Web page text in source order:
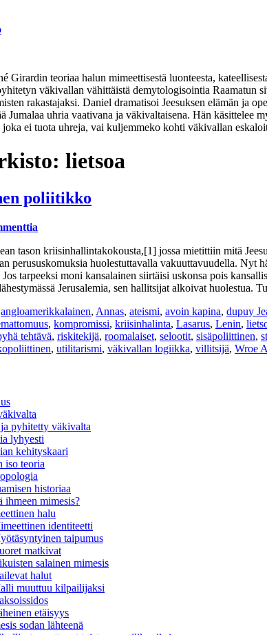
Girardin teoriaa halun mimeettisestä luonteesta,
väkivallan vähittäistä demytologisointia
rakastajaksi. Daniel dramatisoi Jeesuksen elämän ja
Jumalaa uhria vaativana ja väkivaltaisena. Hän käsittelee
joka ei tuota uhreja, vai kuljemmeko kohti väkivallan
lietsoa
poliitikko
tason kriisinhallintakokousta,[1] jossa mietittiin mitä
perususkomuksia huolestuttavalla vakuuttavuudella. Nyt
tarpeeksi moni kansalainen siirtäisi uskonsa pois
Jerusalemia, sen hallitsijat alkoivat huolestua.
angloamerikkalainen, Annas, ateismi, avoin kapina, dupuy
, kompromissi, kriisinhalinta, Lasarus, Lenin,
tehtävä, riskitekijä, roomalaiset, selootit, sisäpoliittinen,
, utilitarismi, väkivallan logiikka, villitsijä, Wroe
pyhitetty väkivalta
lyhyesti
kehityskaari
iso teoria
historiaa
ihmeen mimesis?
halu
identiteetti
taipumus
matkivat
salainen mimesis
halut
muuttuu kilpailijaksi
etäisyys
sodan lähteenä